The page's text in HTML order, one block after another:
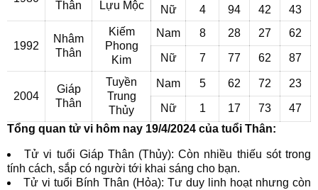
Thân Lựu Mộc Nữ 4 94 42 43
1992
Nhâm
Thân
Kiếm
Phong
Kim
Nam 8 28 27 62
Nữ 7 77 62 87
2004
Giáp
Thân
Tuyền
Trung
Thủy
Nam 5 62 72 23
Nữ 1 17 73
47
Tổng quan tử vi hôm nay 19/4/2024 của tuổi Thân:
Tử vi tuổi Giáp Thân (Thủy): Còn nhiều thiếu sót trong
tính cách, sắp có người tới khai sáng cho bạn.
Tử vi tuổi Bính Thân (Hỏa): Tư duy linh hoạt nhưng còn